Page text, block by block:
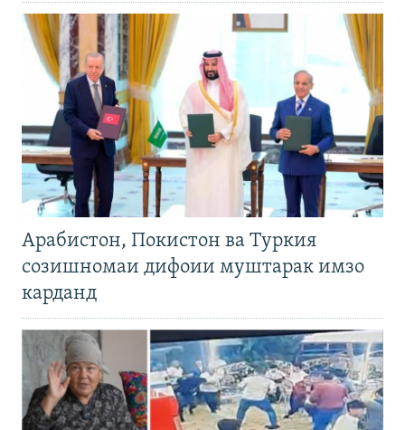
Арабистон, Покистон ва Туркия
созишномаи дифоии муштарак имзо
карданд